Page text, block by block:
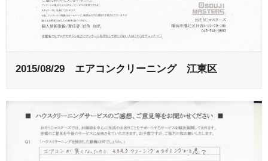
2015/08/29 エアコンクリーニング 江東区